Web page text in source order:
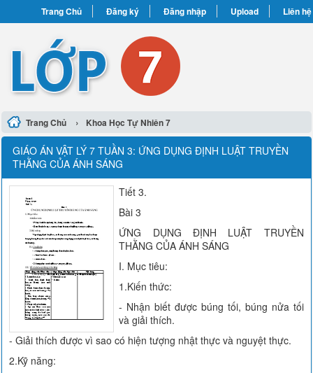
Trang Chủ Đăng ký Đăng nhập Upload Liên hệ
Trang Chủ › Khoa Học Tự Nhiên 7
GIÁO ÁN VẬT LÝ 7 TUẦN 3: ỨNG DỤNG ĐỊNH LUẬT TRUYỀN
THẰNG CỦA ÁNH SÁNG
Tiết 3.
Bài 3
ỨNG DỤNG ĐỊNH LUẬT TRUYỀN
THẰNG CỦA ÁNH SÁNG
I. Mục tiêu:
1.Kiến thức:
- Nhận biết được búng tối, búng nửa tối
và giải thích.
- Giải thích được vì sao có hiện tượng nhật thực và nguyệt thực.
2.Kỹ năng: